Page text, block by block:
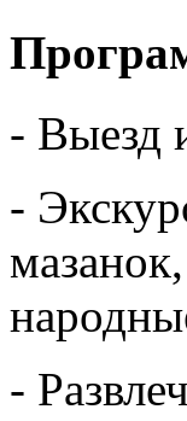
- Выезд
-
-